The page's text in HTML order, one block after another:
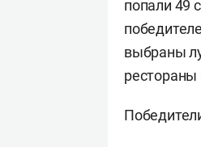
попали 49
выбраны
рестораны